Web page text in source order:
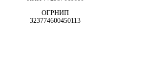
ОГРНИП
323774600450113